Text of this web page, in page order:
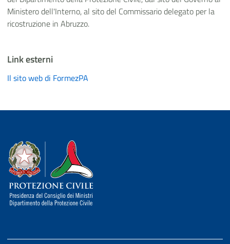
Ministero dell'Interno, al sito del Commissario delegato per la
ricostruzione in Abruzzo.
Link esterni
Il sito web di FormezPA
Dipartimento della Protezione Civile